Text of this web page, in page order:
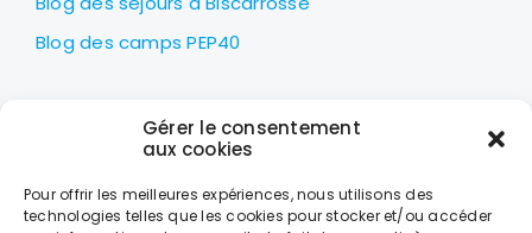
Gérer le consentement
aux cookies
Pour offrir les meilleures expériences, nous utilisons des
technologies telles que les cookies pour stocker et/ou accéder
Blog des camps PEP40
LES PEP40
Centre nautique Jean Udaquiola
40600 BISCARROSSE